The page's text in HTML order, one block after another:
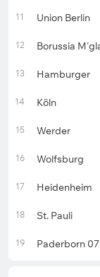
11 Union Berlin
12
13 Hamburger
14 Köln
15 Werder
16 Wolfsburg
17 Heidenheim
18 St. Pauli
19 Paderborn 07